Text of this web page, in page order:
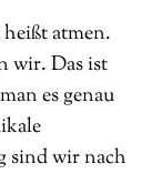
atmen.
wir. Das ist
es genau
sind wir nach